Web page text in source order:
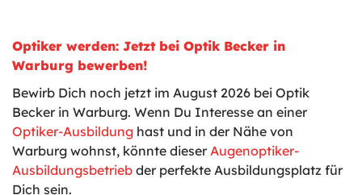
Optiker werden: Jetzt bei Optik Becker in
Warburg bewerben!
Bewirb Dich noch jetzt im August 2026 bei Optik
Becker in Warburg. Wenn Du Interesse an einer
Optiker-Ausbildung hast und in der Nähe von
Warburg wohnst, könnte dieser Augenoptiker-
Ausbildungsbetrieb der perfekte Ausbildungsplatz für
Dich sein.